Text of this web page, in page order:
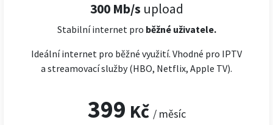
300 Mb/s upload
Stabilní internet pro běžné uživatele.
Ideální internet pro běžné využití. Vhodné pro IPTV
a streamovací služby (HBO, Netflix, Apple TV).
399 Kč / měsíc